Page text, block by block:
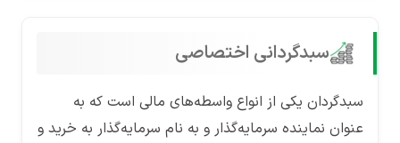
سبدگردانی اختصاصی
سبدگردان یکی از انواع واسطه‌های مالی است که به
عنوان نماینده سرمایه‌گذار و به نام سرمایه‌گذار به خرید و